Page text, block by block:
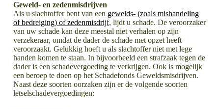
Geweld- en zedenmisdrijven
Als u slachtoffer bent van een gewelds- (zoals mishandeling
of bedreiging) of zedenmisdrijf, lijdt u schade. De veroorzaker
van uw schade kan deze meestal niet verhalen op zijn
verzekeraar, omdat de dader de schade met opzet heeft
veroorzaakt. Gelukkig hoeft u als slachtoffer niet met lege
handen komen te staan. In bijvoorbeeld een strafzaak tegen de
dader is een schadevergoeding te verkrijgen. Ook is mogelijk
een beroep te doen op het Schadefonds Geweldsmisdrijven.
Naast deze soorten oorzaken zijn er de volgende soorten
letselschadevergoedingen: